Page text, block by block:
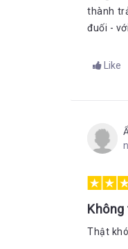
thành
đuối -
Like
Thật